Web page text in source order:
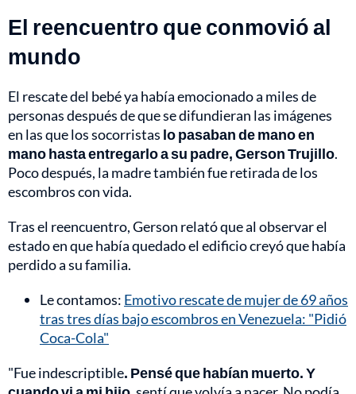
El reencuentro que conmovió al
mundo
El rescate del bebé ya había emocionado a miles de
personas después de que se difundieran las imágenes
en las que los socorristas lo pasaban de mano en
mano hasta entregarlo a su padre, Gerson Trujillo.
Poco después, la madre también fue retirada de los
escombros con vida.
Tras el reencuentro, Gerson relató que al observar el
estado en que había quedado el edificio creyó que había
perdido a su familia.
Le contamos: Emotivo rescate de mujer de 69 años
tras tres días bajo escombros en Venezuela: "Pidió
Coca-Cola"
"Fue indescriptible. Pensé que habían muerto. Y